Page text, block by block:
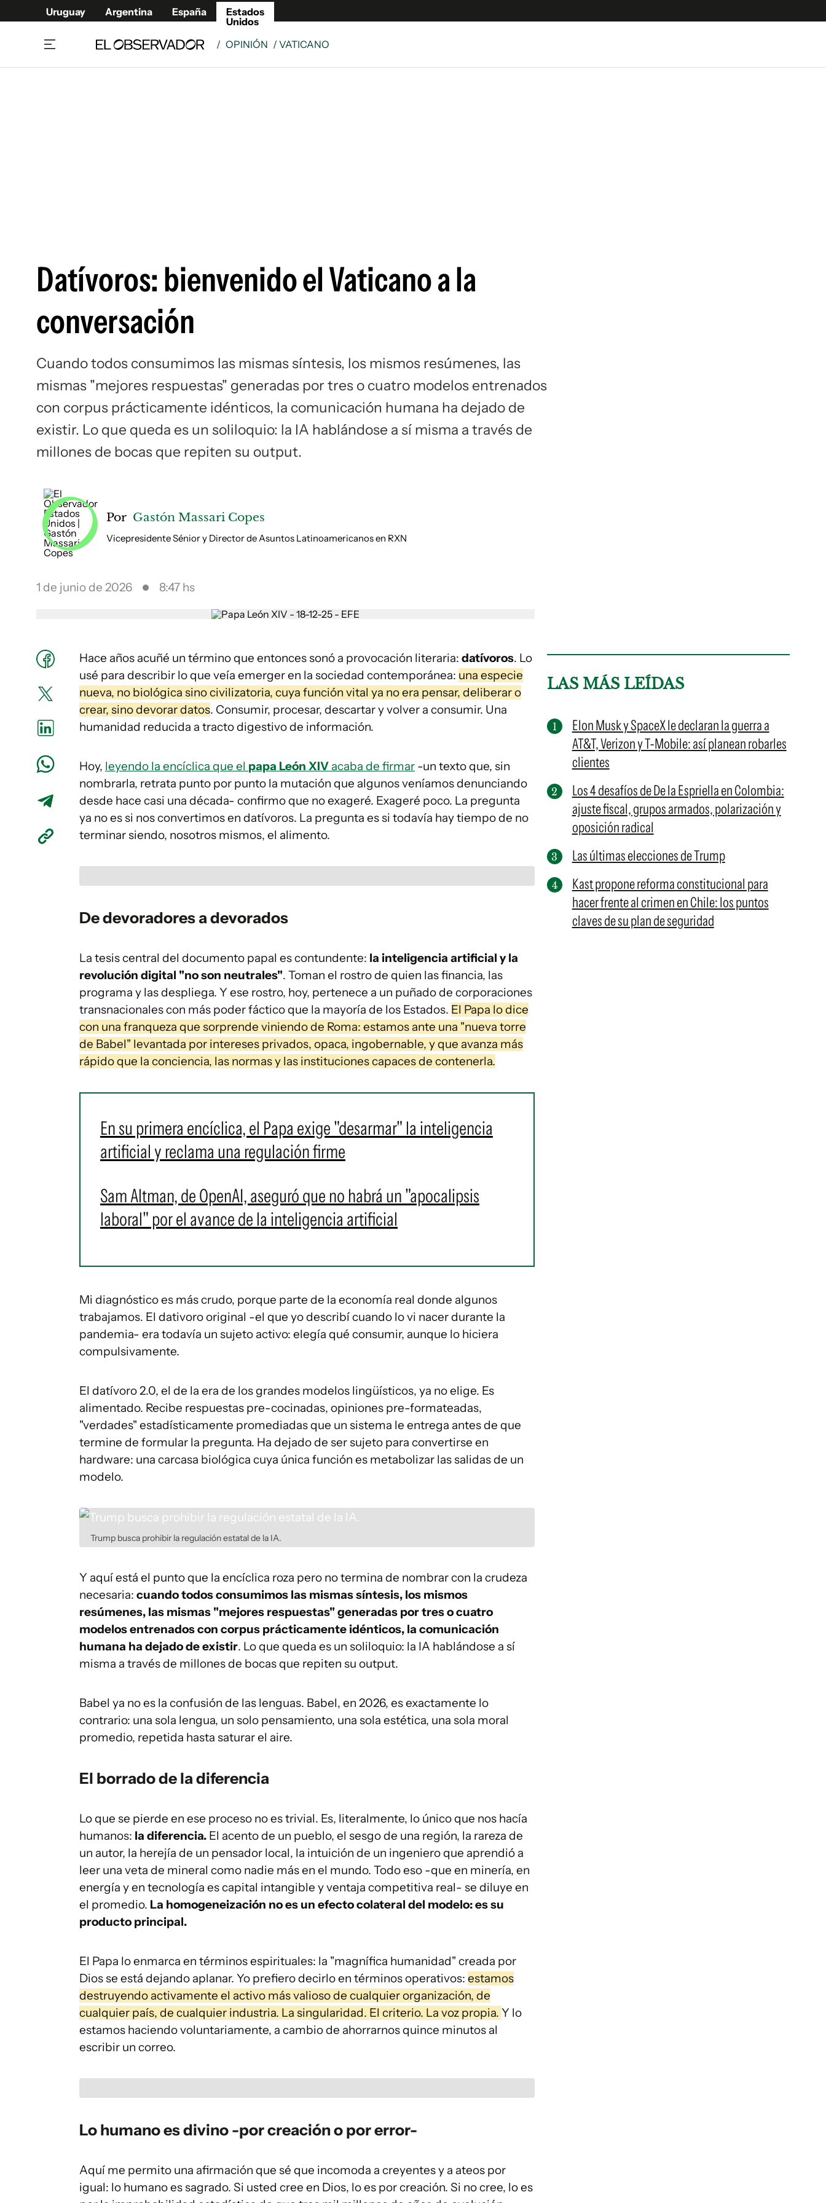
Uruguay Argentina España
Estados
Unidos
/ OPINIÓN / VATICANO
Datívoros: bienvenido el Vaticano a la
conversación
Cuando todos consumimos las mismas síntesis, los mismos resúmenes, las
mismas "mejores respuestas" generadas por tres o cuatro modelos entrenados
con corpus prácticamente idénticos, la comunicación humana ha dejado de
existir. Lo que queda es un soliloquio: la IA hablándose a sí misma a través de
millones de bocas que repiten su output.
Por Gastón Massari Copes
Vicepresidente Sénior y Director de Asuntos Latinoamericanos en RXN
1 de junio de 2026 8:47 hs
Hace años acuñé un término que entonces sonó a provocación literaria: datívoros. Lo
usé para describir lo que veía emerger en la sociedad contemporánea: una especie
nueva, no biológica sino civilizatoria, cuya función vital ya no era pensar, deliberar o
crear, sino devorar datos. Consumir, procesar, descartar y volver a consumir. Una
humanidad reducida a tracto digestivo de información.
Hoy, leyendo la encíclica que el papa León XIV acaba de firmar -un texto que, sin
nombrarla, retrata punto por punto la mutación que algunos veníamos denunciando
desde hace casi una década- confirmo que no exageré. Exageré poco. La pregunta
ya no es si nos convertimos en datívoros. La pregunta es si todavía hay tiempo de no
terminar siendo, nosotros mismos, el alimento.
De devoradores a devorados
La tesis central del documento papal es contundente: la inteligencia artificial y la
revolución digital "no son neutrales". Toman el rostro de quien las financia, las
programa y las despliega. Y ese rostro, hoy, pertenece a un puñado de corporaciones
transnacionales con más poder fáctico que la mayoría de los Estados. El Papa lo dice
con una franqueza que sorprende viniendo de Roma: estamos ante una "nueva torre
de Babel" levantada por intereses privados, opaca, ingobernable, y que avanza más
rápido que la conciencia, las normas y las instituciones capaces de contenerla.
En su primera encíclica, el Papa exige "desarmar" la inteligencia
artificial y reclama una regulación firme
Sam Altman, de OpenAI, aseguró que no habrá un "apocalipsis
laboral" por el avance de la inteligencia artificial
Mi diagnóstico es más crudo, porque parte de la economía real donde algunos
trabajamos. El dativoro original -el que yo describí cuando lo vi nacer durante la
pandemia- era todavía un sujeto activo: elegía qué consumir, aunque lo hiciera
compulsivamente.
El datívoro 2.0, el de la era de los grandes modelos lingüísticos, ya no elige. Es
alimentado. Recibe respuestas pre-cocinadas, opiniones pre-formateadas,
"verdades" estadísticamente promediadas que un sistema le entrega antes de que
termine de formular la pregunta. Ha dejado de ser sujeto para convertirse en
hardware: una carcasa biológica cuya única función es metabolizar las salidas de un
modelo.
Trump busca prohibir la regulación estatal de la IA.
Y aquí está el punto que la encíclica roza pero no termina de nombrar con la crudeza
necesaria: cuando todos consumimos las mismas síntesis, los mismos
resúmenes, las mismas "mejores respuestas" generadas por tres o cuatro
modelos entrenados con corpus prácticamente idénticos, la comunicación
humana ha dejado de existir. Lo que queda es un soliloquio: la IA hablándose a sí
misma a través de millones de bocas que repiten su output.
Babel ya no es la confusión de las lenguas. Babel, en 2026, es exactamente lo
contrario: una sola lengua, un solo pensamiento, una sola estética, una sola moral
promedio, repetida hasta saturar el aire.
El borrado de la diferencia
Lo que se pierde en ese proceso no es trivial. Es, literalmente, lo único que nos hacía
humanos: la diferencia. El acento de un pueblo, el sesgo de una región, la rareza de
un autor, la herejía de un pensador local, la intuición de un ingeniero que aprendió a
leer una veta de mineral como nadie más en el mundo. Todo eso -que en minería, en
energía y en tecnología es capital intangible y ventaja competitiva real- se diluye en
el promedio. La homogeneización no es un efecto colateral del modelo: es su
producto principal.
El Papa lo enmarca en términos espirituales: la "magnífica humanidad" creada por
Dios se está dejando aplanar. Yo prefiero decirlo en términos operativos: estamos
destruyendo activamente el activo más valioso de cualquier organización, de
cualquier país, de cualquier industria. La singularidad. El criterio. La voz propia. Y lo
estamos haciendo voluntariamente, a cambio de ahorrarnos quince minutos al
escribir un correo.
Lo humano es divino -por creación o por error-
Aquí me permito una afirmación que sé que incomoda a creyentes y a ateos por
igual: lo humano es sagrado. Si usted cree en Dios, lo es por creación. Si no cree, lo es
LAS MÁS LEÍDAS
Elon Musk y SpaceX le declaran la guerra a
AT&T, Verizon y T-Mobile: así planean robarles
clientes
Los 4 desafíos de De la Espriella en Colombia:
ajuste fiscal, grupos armados, polarización y
oposición radical
Las últimas elecciones de Trump
Kast propone reforma constitucional para
hacer frente al crimen en Chile: los puntos
claves de su plan de seguridad